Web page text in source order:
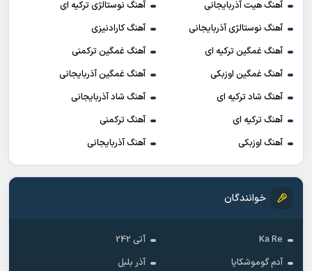
آهنگ هیت آذربایجانی
آهنگ نوستالژی ترکیه ای
آهنگ نوستالژی آذربایجانی
آهنگ کارادنیزی
آهنگ غمگین ترکیه ای
آهنگ غمگین ترکمنی
آهنگ غمگین اوزبکی
آهنگ غمگین آذربایجانی
آهنگ شاد ترکیه ای
آهنگ شاد آذربایجانی
آهنگ ترکیه ای
آهنگ ترکمنی
آهنگ اوزبکی
آهنگ آذربایجانی
خوانندگان
Ka Re
آتی 242
آدم گوموشکایا
آذر بلبل